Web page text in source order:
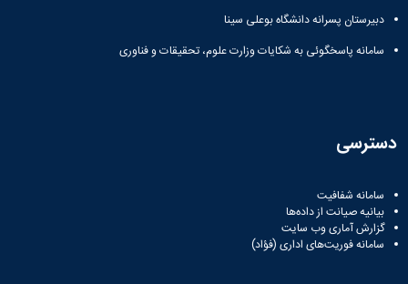
دبیرستان پسرانه دانشگاه بوعلی سینا
سامانه پاسخگوئی به شکایات وزارت علوم، تحقیقات و فناوری
دسترسی
سامانه شفافیت
بیانیه صیانت از داده‌ها
گزارش آماری وب‌ سایت
سامانه فوریت‌های اداری (فؤاد)